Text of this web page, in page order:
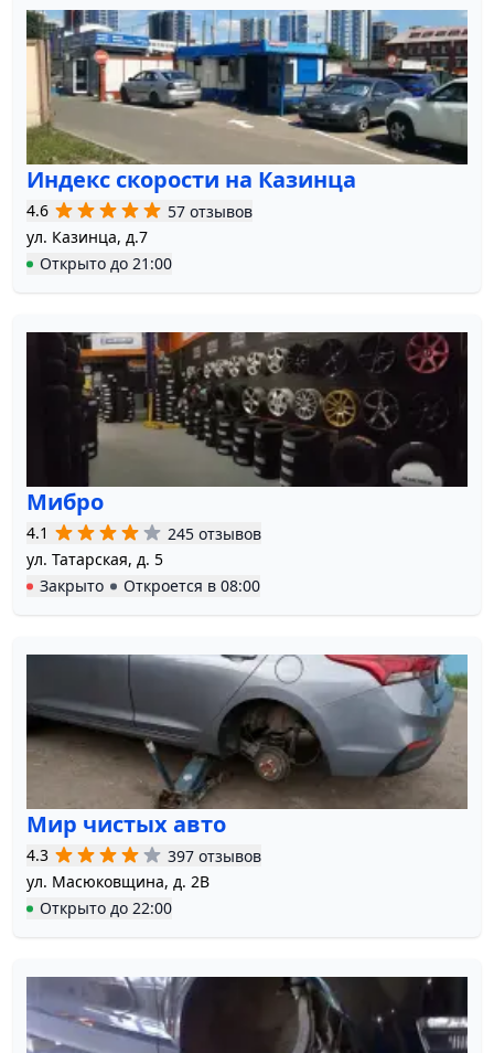
Индекс скорости на Казинца
4.6
57 отзывов
ул. Казинца, д.7
Открыто до 21:00
Мибро
4.1
245 отзывов
ул. Татарская, д. 5
Закрыто
Откроется в 08:00
Мир чистых авто
4.3
397 отзывов
ул. Масюковщина, д. 2В
Открыто до 22:00